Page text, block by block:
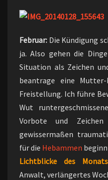
Februar: Die Kündigung
ja. Also gehen die
Situation als Zeichen
beantrage eine
Freistellung. Ich führe
Wut
Vorbote und
gewissermaßen
für die Hebammen
Lichtblicke des
Anwalt, verlängertes